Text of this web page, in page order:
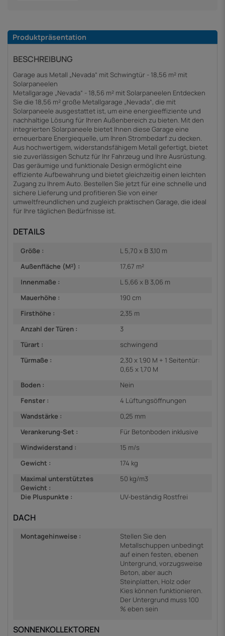
Produktpräsentation
BESCHREIBUNG
Garage aus Metall „Nevada“ mit Schwingtür - 18,56 m² mit
Solarpaneelen
Metallgarage „Nevada“ - 18,56 m² mit Solarpaneelen Entdecken
Sie die 18,56 m² große Metallgarage „Nevada“, die mit
Solarpaneele ausgestattet ist, um eine energieeffiziente und
nachhaltige Lösung für Ihren Außenbereich zu bieten. Mit den
integrierten Solarpaneele bietet Ihnen diese Garage eine
erneuerbare Energiequelle, um Ihren Strombedarf zu decken.
Aus hochwertigem, widerstandsfähigem Metall gefertigt, bietet
sie zuverlässigen Schutz für Ihr Fahrzeug und Ihre Ausrüstung.
Das geräumige und funktionale Design ermöglicht eine
effiziente Aufbewahrung und bietet gleichzeitig einen leichten
Zugang zu Ihrem Auto. Bestellen Sie jetzt für eine schnelle und
sichere Lieferung und profitieren Sie von einer
umweltfreundlichen und zugleich praktischen Garage, die ideal
für Ihre täglichen Bedürfnisse ist.
DETAILS
Größe :
L 5,70 x B 3,10 m
Außenfläche (M²) :
17,67 m²
Innenmaße :
L 5,66 x B 3,06 m
Mauerhöhe :
190 cm
Firsthöhe :
2,35 m
Anzahl der Türen :
3
Türart :
schwingend
Türmaße :
2,30 x 1,90 M + 1 Seitentür:
0,65 x 1,70 M
Boden :
Nein
Fenster :
4 Lüftungsöffnungen
Wandstärke :
0,25 mm
Verankerung-Set :
Für Betonboden inklusive
Windwiderstand :
15 m/s
Gewicht :
174 kg
Maximal unterstütztes
Gewicht :
50 kg/m3
Die Pluspunkte :
UV-beständig Rostfrei
DACH
Montagehinweise :
Stellen Sie den
Metallschuppen unbedingt
auf einen festen, ebenen
Untergrund, vorzugsweise
Beton, aber auch
Steinplatten, Holz oder
Kies können funktionieren.
Der Untergrund muss 100
% eben sein
SONNENKOLLEKTOREN